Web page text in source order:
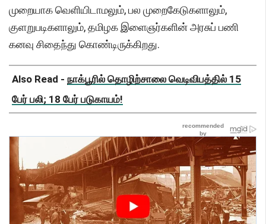
முறையாக வெளியிடாமலும், பல முறைகேடுகளாலும்,
குளறுபடிகளாலும், தமிழக இளைஞர்களின் அரசுப் பணி
கனவு சிதைந்து கொண்டிருக்கிறது.
Also Read - நாக்பூரில் தொழிற்சாலை வெடிவிபத்தில் 15
பேர் பலி; 18 பேர் படுகாயம்!